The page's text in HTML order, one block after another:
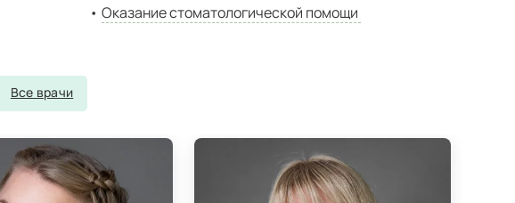
Оказание стоматологической помощи
Все врачи